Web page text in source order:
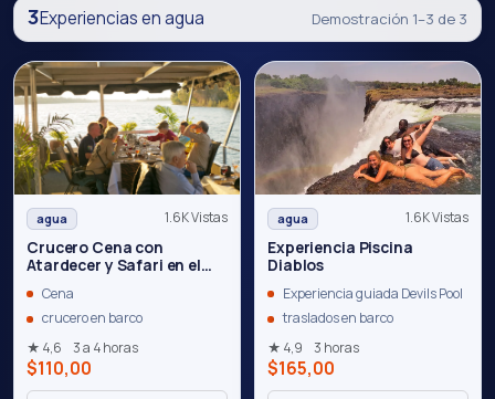
3Experiencias en agua Demostración 1–3 de 3
agua 1.6K Vistas
Crucero Cena con
Atardecer y Safari en el
Cena
crucero en barco
★ 4,6
3 a 4 horas
$110,00
agua 1.6K Vistas
Experiencia Piscina
Diablos
Experiencia guiada Devils Pool
traslados en barco
★ 4,9
3 horas
$165,00